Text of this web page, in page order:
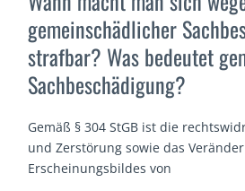
gemeinschädlicher
strafbar? Was bedeutet
Sachbeschädigung?
Gemäß § 304 StGB ist die
und Zerstörung sowie das
Erscheinungsbildes von